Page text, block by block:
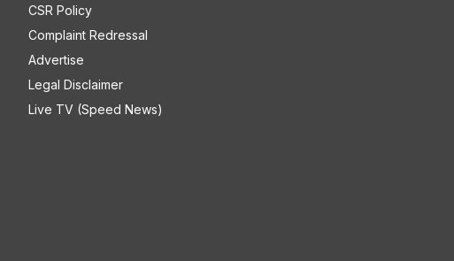
CSR Policy
Complaint Redressal
Advertise
Legal Disclaimer
Live TV (Speed News)